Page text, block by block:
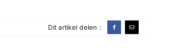
Dit artikel delen :